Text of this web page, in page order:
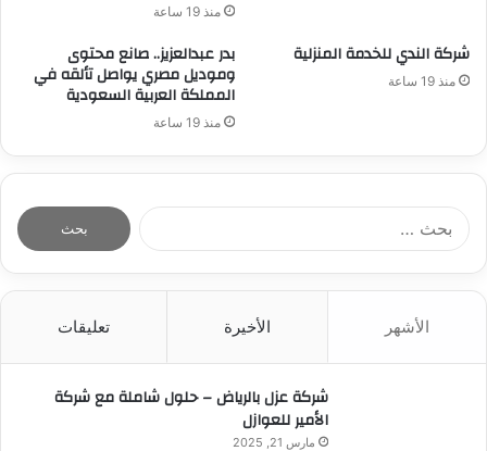
منذ 19 ساعة
شركة الندي للخدمة المنزلية
منذ 19 ساعة
بدر عبدالعزيز.. صانع محتوى
وموديل مصري يواصل تألقه في
المملكة العربية السعودية
منذ 19 ساعة
الأشهر الأخيرة تعليقات
شركة عزل بالرياض – حلول شاملة مع شركة
الأمير للعوازل
مارس 21, 2025